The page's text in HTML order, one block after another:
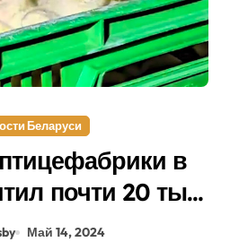
Беларуси
в
почти 20 тыс.
Май 14, 2024